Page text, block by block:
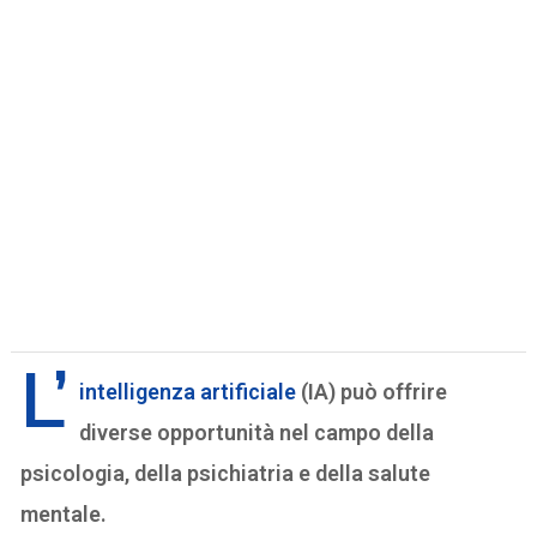
L’ intelligenza artificiale (IA) può offrire
diverse opportunità nel campo della
psicologia, della psichiatria e della salute
mentale.